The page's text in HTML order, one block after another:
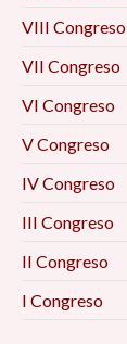
VIII Congreso
VII Congreso
VI Congreso
V Congreso
IV Congreso
III Congreso
II Congreso
I Congreso